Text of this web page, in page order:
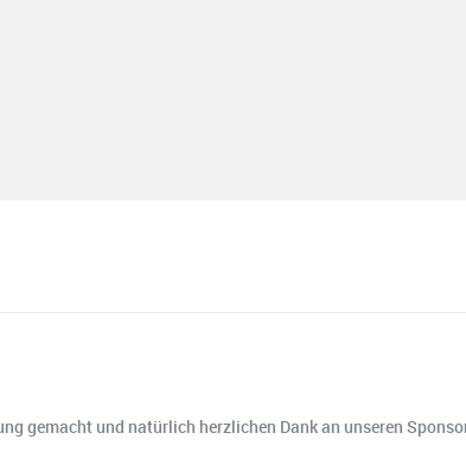
gemacht und natürlich herzlichen Dank an unseren